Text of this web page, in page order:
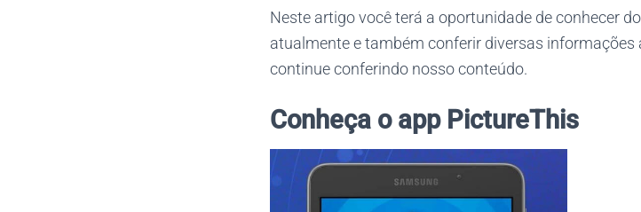
Neste artigo você terá a oportunidade de conhecer
atualmente e também conferir diversas
continue conferindo nosso conteúdo.
Conheça o app PictureThis